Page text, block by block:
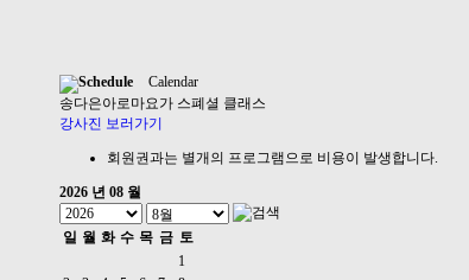
Schedule
Calendar
송다은아로마요가 스폐셜 클래스
강사진 보러가기
회원권과는 별개의 프로그램으로 비용이 발생합니다.
2026 년 08 월
일 월 화 수 목 금 토
1